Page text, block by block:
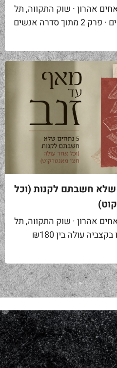
אהרון · שוק התקווה, תל
אביב אנציקלופדיית הנתחים · פרק 2 מתוך סדרה אנשים
"סקירט". שאלה ראשונה...
5 נתחים שלא חשבתם לקנות (וכל
אהרון · שוק התקווה, תל
אביב קילו אנטרקוט אצלנו בקצביה עולה בין ₪180